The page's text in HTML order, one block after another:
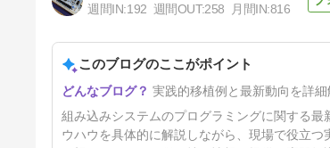
Zephyrに挑戦！ その８
6ヶ月前
週間IN:192 週間OUT:258 月間IN:816
このブログのここがポイント
実践的移植例と最新動向を詳細
組み込みシステムのプログラミングに関する
ウハウを具体的に解説しながら、現場で役立